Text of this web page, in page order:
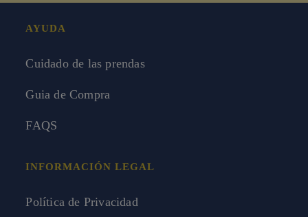
AYUDA
Cuidado de las prendas
Guia de Compra
FAQS
INFORMACIÓN LEGAL
Política de Privacidad